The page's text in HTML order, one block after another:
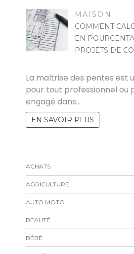
MAISON
COMMENT
EN
PROJETS DE
La maîtrise des pentes est
pour tout professionnel ou
engagé dans…
EN SAVOIR PLUS
ACHATS
AGRICULTURE
AUTO MOTO
BEAUTÉ
BÉBÉ